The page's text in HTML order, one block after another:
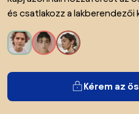
és csatlakozz a lakberendezői
Kérem az